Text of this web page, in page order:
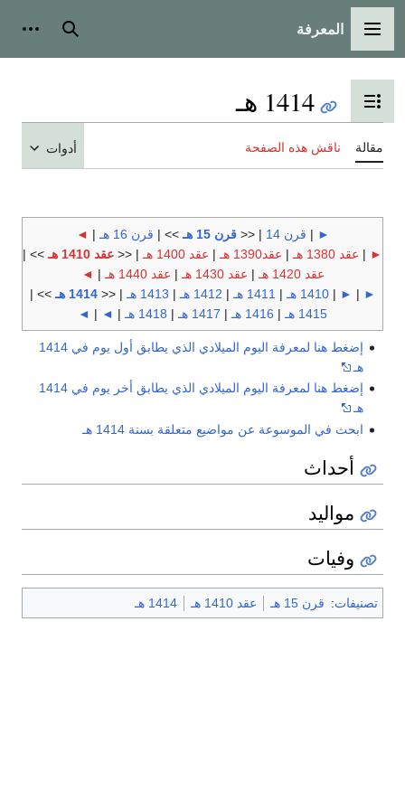
القائمة الرئيسية
المعرفة بحث
تبديل عرض جدول المحتويات
1414 هـ
مقالة ناقش هذه الصفحة أدوات
►
| قرن 14 | <<قرن 15 هـ >> | قرن 16 هـ |
◄
►
| عقد 1380 هـ | عقد1390 هـ | عقد 1400 هـ | << عقد 1410 هـ
>> |
عقد 1420 هـ
| عقد 1430 هـ | عقد 1440 هـ |
◄
►
|
►
|1410 هـ | 1411 هـ | 1412 هـ | 1413 هـ | <<1414 هـ
>> |
1415 هـ
| 1416 هـ | 1417 هـ | 1418 هـ |
◄
|
◄
إضغط هنا لمعرفة اليوم الميلادي الذي يطابق أول يوم في 1414
هـ
إضغط هنا لمعرفة اليوم الميلادي الذي يطابق أخر يوم في 1414
هـ
ابحث في الموسوعة عن مواضيع متعلقة بسنة 1414 هـ
أحداث
مواليد
وفيات
تصنيفات: قرن 15 هـ عقد 1410 هـ 1414 هـ